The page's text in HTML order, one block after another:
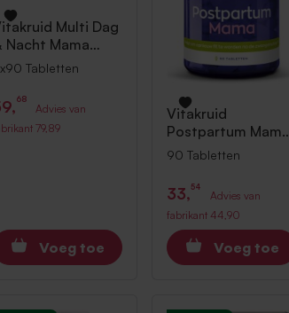
Multi Dag
Nacht Mama
Tabletten
Tabletten
68
Advies van
79,89
Voeg toe
Vitakruid
Postpartum Mama
90 Tabletten
90 Tabletten
33,54
Advies van
fabrikant 44,90
Voeg toe